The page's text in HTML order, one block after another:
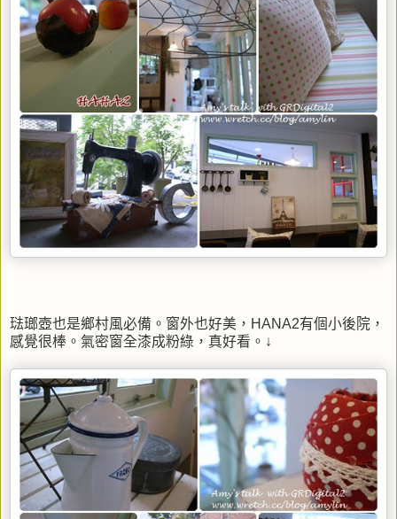
琺瑯壺也是鄉村風必備。窗外也好美，HANA2有個小後院，
感覺很棒。氣密窗全漆成粉綠，真好看。↓